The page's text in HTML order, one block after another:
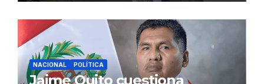
NACIONAL POLÍTICA
Jaime Quito cuestiona